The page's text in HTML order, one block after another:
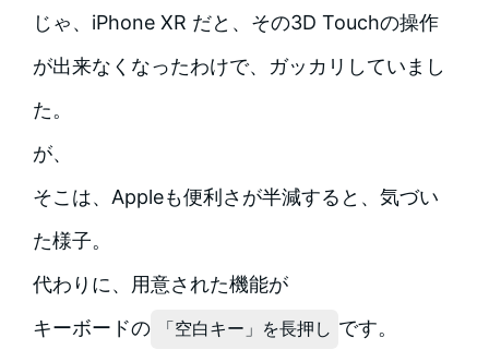
じゃ、iPhone XR だと、その3D Touchの操作
が出来なくなったわけで、ガッカリしていまし
た。
が、
そこは、Appleも便利さが半減すると、気づい
た様子。
代わりに、用意された機能が
キーボードの
「空白キー」を長押し です。